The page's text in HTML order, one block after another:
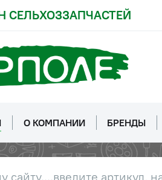
СЕЛЬХОЗЗАПЧАСТЕЙ
О КОМПАНИИ БРЕНДЫ